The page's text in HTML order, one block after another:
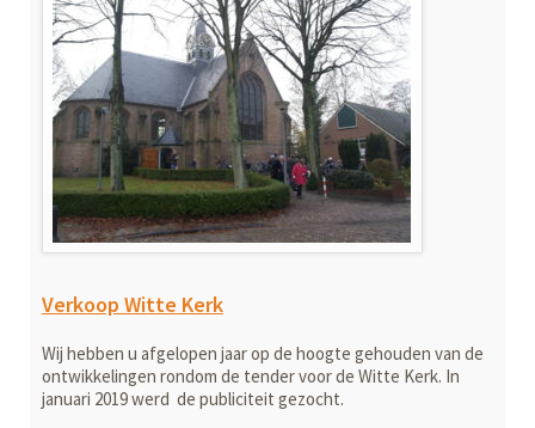
Verkoop Witte Kerk
Wij hebben u afgelopen jaar op de hoogte gehouden van de
ontwikkelingen rondom de tender voor de Witte Kerk. In
januari 2019 werd de publiciteit gezocht.